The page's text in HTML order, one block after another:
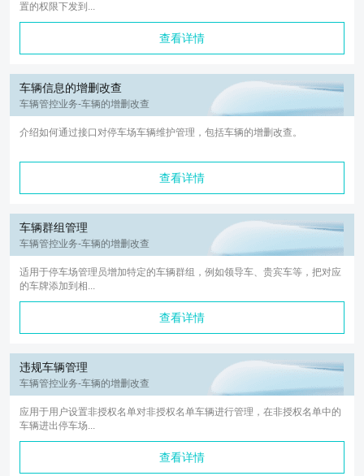
置的权限下发到...
查看详情
车辆信息的增删改查
车辆管控业务-车辆的增删改查
介绍如何通过接口对停车场车辆维护管理，包括车辆的增删改查。
查看详情
车辆群组管理
车辆管控业务-车辆的增删改查
适用于停车场管理员增加特定的车辆群组，例如领导车、贵宾车等，把对应
的车牌添加到相...
查看详情
违规车辆管理
车辆管控业务-车辆的增删改查
应用于用户设置非授权名单对非授权名单车辆进行管理，在非授权名单中的
车辆进出停车场...
查看详情